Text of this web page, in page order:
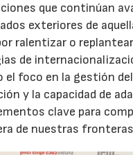
que continúan
exteriores de
ralentizar o
de
el foco en la gestión
y la capacidad de
clave para
de nuestras